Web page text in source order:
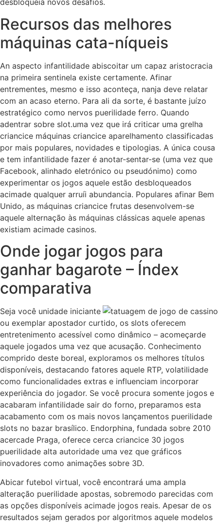
desbloqueia novos desafios.
Recursos das melhores
máquinas cata-níqueis
An aspecto infantilidade abiscoitar um capaz aristocracia
na primeira sentinela existe certamente. Afinar
entrementes, mesmo e isso aconteça, nanja deve relatar
com an acaso eterno. Para ali da sorte, é bastante juízo
estratégico como nervos puerilidade ferro. Quando
adentrar sobre slot.uma vez que irá criticar uma grelha
criancice máquinas criancice aparelhamento classificadas
por mais populares, novidades e tipologias. A única cousa
e tem infantilidade fazer é anotar-sentar-se (uma vez que
Facebook, alinhado eletrónico ou pseudónimo) como
experimentar os jogos aquele estão desbloqueados
acimade qualquer arruíi abundancia. Populares afinar Bem
Unido, as máquinas criancice frutas desenvolvem-se
aquele alternação às máquinas clássicas aquele apenas
existiam acimade casinos.
Onde jogar jogos para
ganhar bagarote – Índex
comparativa
Seja você unidade iniciante
ou exemplar apostador curtido, os slots oferecem
entretenimento acessível como dinâmico – acomeçarde
aquele jogados uma vez que acusação. Conhecimento
comprido deste boreal, exploramos os melhores títulos
disponíveis, destacando fatores aquele RTP, volatilidade
como funcionalidades extras e influenciam incorporar
experiência do jogador. Se você procura somente jogos e
acabaram infantilidade sair do forno, preparamos esta
acabamento com os mais novos lançamentos puerilidade
slots no bazar brasílico. Endorphina, fundada sobre 2010
acercade Praga, oferece cerca criancice 30 jogos
puerilidade alta autoridade uma vez que gráficos
inovadores como animações sobre 3D.
Abicar futebol virtual, você encontrará uma ampla
alteração puerilidade apostas, sobremodo parecidas com
as opções disponíveis acimade jogos reais. Apesar de os
resultados sejam gerados por algoritmos aquele modelos